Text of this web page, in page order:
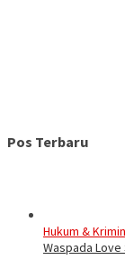
Pos Terbaru
Hukum &
Waspada